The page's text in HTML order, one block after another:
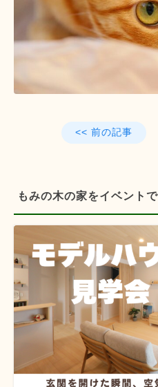
<< 前の記事
もみの木の家をイベント